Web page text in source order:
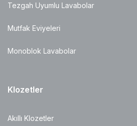
Tezgah Uyumlu Lavabolar
Mutfak Eviyeleri
Monoblok Lavabolar
Klozetler
Akıllı Klozetler